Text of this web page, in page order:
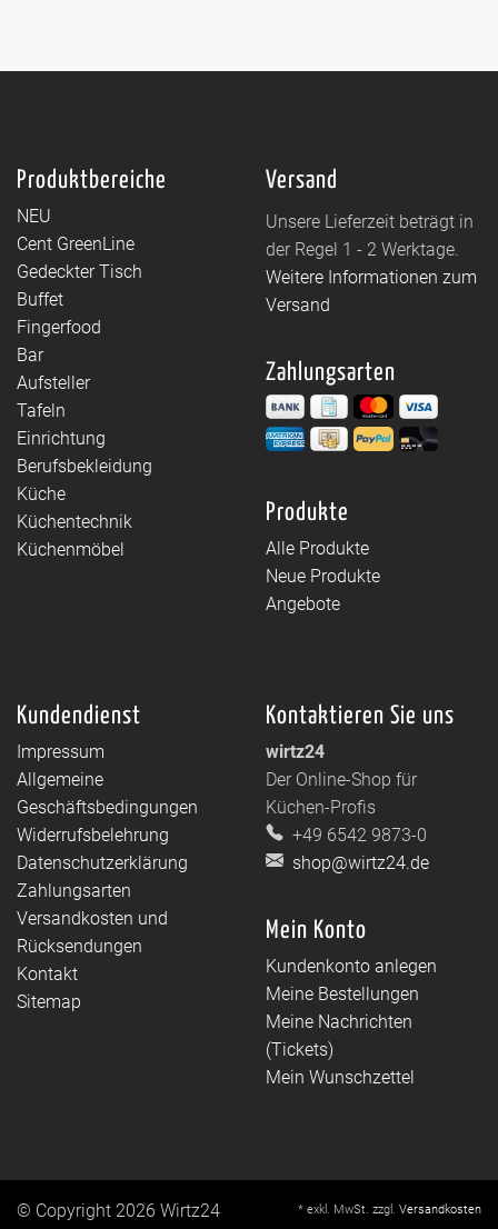
Produktbereiche
NEU
Cent GreenLine
Gedeckter Tisch
Buffet
Fingerfood
Bar
Aufsteller
Tafeln
Einrichtung
Berufsbekleidung
Küche
Küchentechnik
Küchenmöbel
Versand
Unsere Lieferzeit beträgt in
der Regel 1 - 2 Werktage.
Weitere Informationen zum
Versand
Zahlungsarten
Produkte
Alle Produkte
Neue Produkte
Angebote
Kundendienst
Impressum
Allgemeine
Geschäftsbedingungen
Widerrufsbelehrung
Datenschutzerklärung
Zahlungsarten
Versandkosten und
Rücksendungen
Kontakt
Sitemap
Kontaktieren Sie uns
wirtz24
Der Online-Shop für
Küchen-Profis
+49 6542 9873-0
shop@wirtz24.de
Mein Konto
Kundenkonto anlegen
Meine Bestellungen
Meine Nachrichten
(Tickets)
Mein Wunschzettel
© Copyright 2026 Wirtz24 * exkl. MwSt. zzgl. Versandkosten